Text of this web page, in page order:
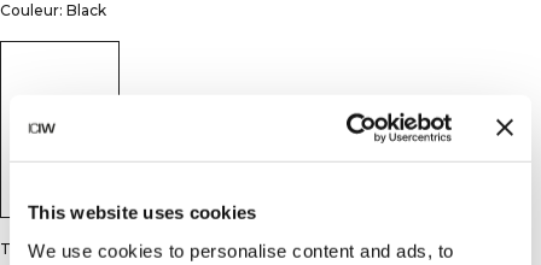
This website uses cookies
We use cookies to personalise content and ads, to
Couleur: Black
Taille